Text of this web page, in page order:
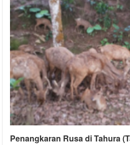
Penangkaran Rusa di Tahura